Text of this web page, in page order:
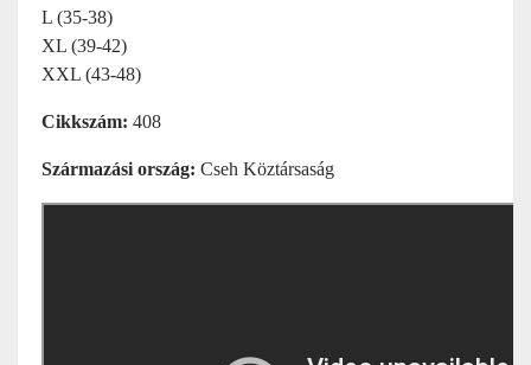
L (35-38)
XL (39-42)
XXL (43-48)
Cikkszám: 408
Származási ország: Cseh Köztársaság